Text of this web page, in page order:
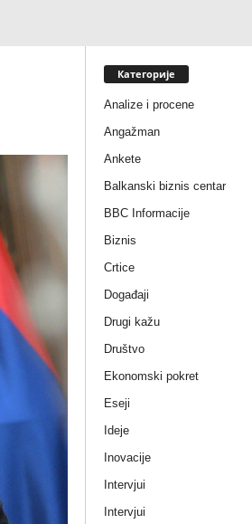
Категорије
Analize i procene
Angažman
Ankete
Balkanski biznis centar
BBC Informacije
Biznis
Crtice
Događaji
Drugi kažu
Društvo
Ekonomski pokret
Eseji
Ideje
Inovacije
Intervjui
Intervjui